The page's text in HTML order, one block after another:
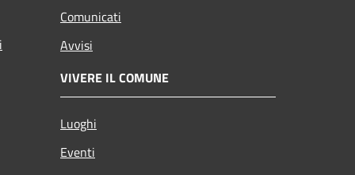
Comunicati
Avvisi
VIVERE IL COMUNE
Luoghi
Eventi